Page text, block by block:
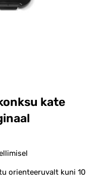
kate
orienteeruvalt kuni 10